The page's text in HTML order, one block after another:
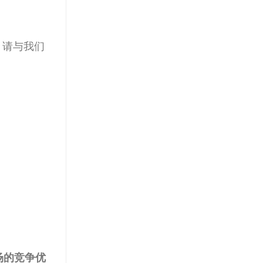
与我们
的竞争优